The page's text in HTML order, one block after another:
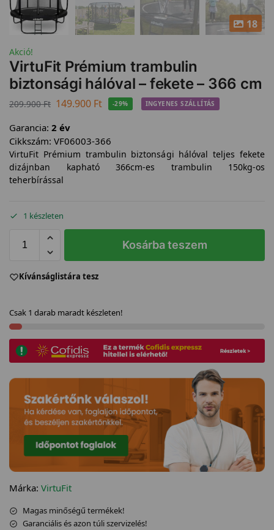
18
Akció!
VirtuFit Prémium trambulin
biztonsági hálóval – fekete – 366 cm
209.900Ft 149.900 Ft -29% INGYENES SZÁLLÍTÁS
Garancia: 2 év
Cikkszám: VF06003-366
VirtuFit Prémium trambulin biztonsági hálóval teljes fekete
dizájnban kapható 366cm-es trambulin 150kg-os
teherbírással
1 készleten
Kosárba teszem
Kívánságlistára tesz
Csak 1 darab maradt készleten!
Márka: VirtuFit
Magas minőségű termékek!
Garanciális és azon túli szervizelés!